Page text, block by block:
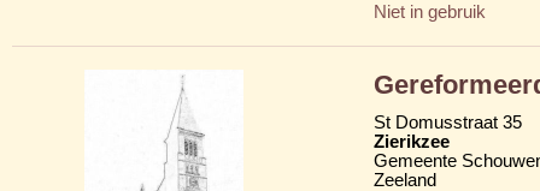
Niet in gebruik
St Domusstraat 35
Zierikzee
Gemeente
Zeeland